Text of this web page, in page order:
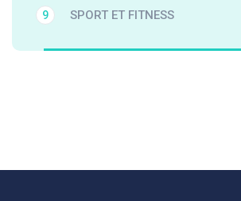
SPORT ET FITNESS
9